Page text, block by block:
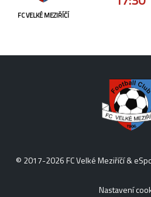
FC VELKÉ MEZIŘÍČÍ
© 2017-2026 FC Velké Meziříčí &
Nastavení